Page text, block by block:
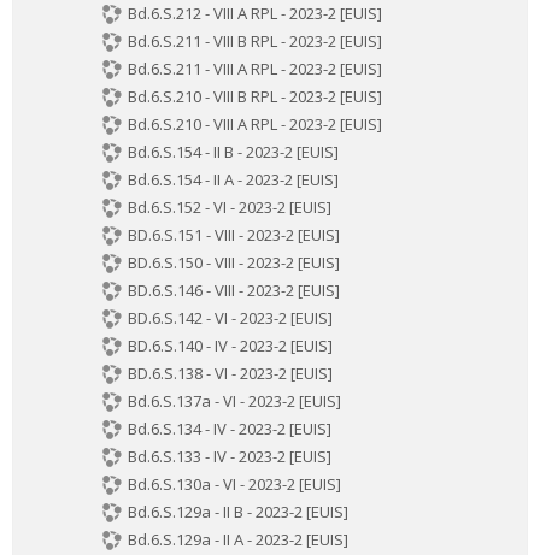
Bd.6.S.212 - VIII A RPL - 2023-2 [EUIS]
Bd.6.S.211 - VIII B RPL - 2023-2 [EUIS]
Bd.6.S.211 - VIII A RPL - 2023-2 [EUIS]
Bd.6.S.210 - VIII B RPL - 2023-2 [EUIS]
Bd.6.S.210 - VIII A RPL - 2023-2 [EUIS]
Bd.6.S.154 - II B - 2023-2 [EUIS]
Bd.6.S.154 - II A - 2023-2 [EUIS]
Bd.6.S.152 - VI - 2023-2 [EUIS]
BD.6.S.151 - VIII - 2023-2 [EUIS]
BD.6.S.150 - VIII - 2023-2 [EUIS]
BD.6.S.146 - VIII - 2023-2 [EUIS]
BD.6.S.142 - VI - 2023-2 [EUIS]
BD.6.S.140 - IV - 2023-2 [EUIS]
BD.6.S.138 - VI - 2023-2 [EUIS]
Bd.6.S.137a - VI - 2023-2 [EUIS]
Bd.6.S.134 - IV - 2023-2 [EUIS]
Bd.6.S.133 - IV - 2023-2 [EUIS]
Bd.6.S.130a - VI - 2023-2 [EUIS]
Bd.6.S.129a - II B - 2023-2 [EUIS]
Bd.6.S.129a - II A - 2023-2 [EUIS]